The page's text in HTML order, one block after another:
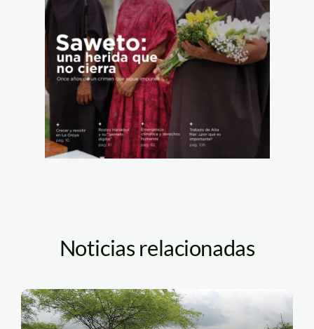
Noticias relacionadas